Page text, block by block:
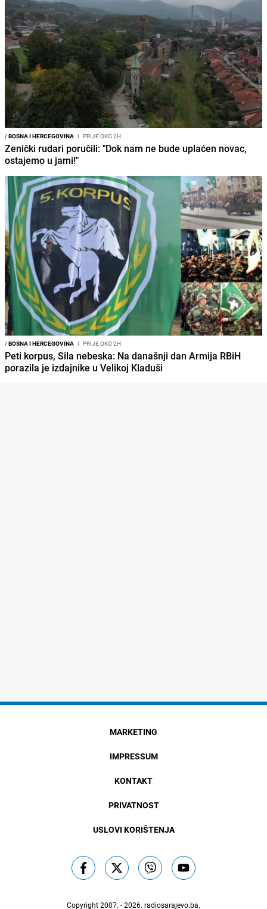
/BOSNA I HERCEGOVINA I PRIJE OKO 2H
Zenički rudari poručili: "Dok nam ne bude uplaćen novac,
ostajemo u jami!"
/BOSNA I HERCEGOVINA I PRIJE OKO 2H
Peti korpus, Sila nebeska: Na današnji dan Armija RBiH
porazila je izdajnike u Velikoj Kladuši
MARKETING
IMPRESSUM
KONTAKT
PRIVATNOST
USLOVI KORIŠTENJA
Copyright 2007. - 2026. radiosarajevo.ba.